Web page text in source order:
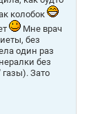
колобок
Мне врач
без
один раз
без
газы). Зато